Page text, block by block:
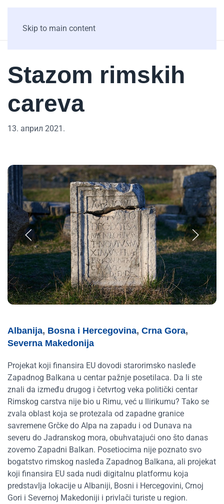
Skip to main content
Stazom rimskih
careva
13. април 2021.
Albanija, Bosna i Hercegovina, Crna Gora,
Severna Makedonija
Projekat koji finansira EU dovodi starorimsko nasleđe
Zapadnog Balkana u centar pažnje posetilaca. Da li ste
znali da između drugog i četvrtog veka politički centar
Rimskog carstva nije bio u Rimu, već u Ilirikumu? Tako se
zvala oblast koja se protezala od zapadne granice
savremene Grčke do Alpa na zapadu i od Dunava na
severu do Jadranskog mora, obuhvatajući ono što danas
zovemo Zapadni Balkan. Posetiocima nije poznato svo
bogatstvo rimskog nasleđa Zapadnog Balkana, ali projekat
koji finansira EU sada nudi digitalnu platformu koja
predstavlja lokacije u Albaniji, Bosni i Hercegovini, Crnoj
Gori i Severnoj Makedoniji i privlači turiste u region.